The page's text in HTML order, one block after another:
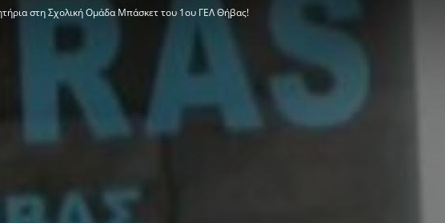
στη Σχολική Ομάδα Μπάσκετ του 1ου ΓΕΛ Θήβας!